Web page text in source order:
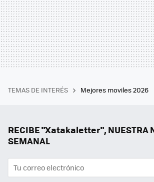
TEMAS DE INTERÉS Mejores moviles 2026
RECIBE "Xatakaletter", NUESTRA
SEMANAL